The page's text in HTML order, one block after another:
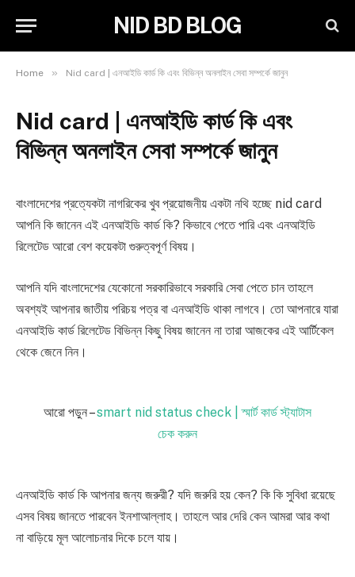
NID BD BLOG
Home » Nid card | এনআইডি কার্ড কি এবং বিভিন্ন অনলাইন সেবা সম্পর্কে জানুন
Nid card | এনআইডি কার্ড কি এবং
বিভিন্ন অনলাইন সেবা সম্পর্কে জানুন
বাংলাদেশের প্রত্যেকটা নাগরিকের খুব প্রয়োজনীয় একটা নথি হচ্ছে nid card
আপনি কি জানেন এই এনআইডি কার্ড কি? কিভাবে পেতে পারি এবং এনআইডি
রিলেটেড আরো বেশ কয়েকটা গুরুত্বপূর্ণ বিষয়।
আপনি যদি বাংলাদেশের যেকোনো সরকারিভাবে সরকারি সেবা পেতে চান তাহলে
অবশ্যই আপনার জাতীয় পরিচয় পত্র বা এনআইডি থাকা লাগবে। তো আপনারে যারা
এনআইডি কার্ড রিলেটেড বিভিন্ন কিছু বিষয় জানেন না তারা আজকের এই আর্টিকেল
থেকে জেনে নিন।
আরো পড়ুন –smart nid status check | স্মার্ট কার্ড স্ট্যাটাস
চেক করুন
এনআইডি কার্ড কি আপনার জন্য জরুরী? যদি জরুরি হয় কেন? কি কি সুবিধা রয়েছে
এসব বিষয় জানতে পারবেন ইনশাআল্লাহ। তাহলে আর দেরি কেন আমরা আর কথা
না বাড়িয়ে মূল আলোচনার দিকে চলে যায়।